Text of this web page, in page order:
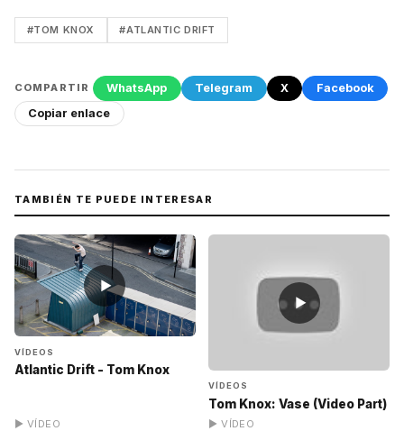
#TOM KNOX #ATLANTIC DRIFT
COMPARTIR WhatsApp Telegram X
Facebook
Copiar enlace
TAMBIÉN TE PUEDE INTERESAR
▶
VÍDEOS
Atlantic Drift - Tom Knox
▶ VÍDEO
▶
VÍDEOS
Tom Knox: Vase (Video Part)
▶ VÍDEO